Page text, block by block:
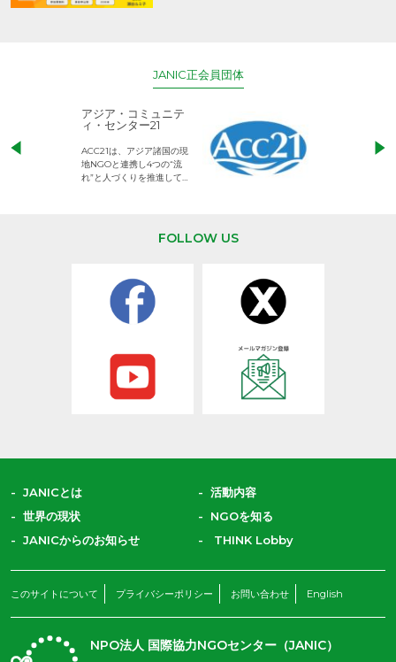
JANIC正会員団体
アジア・コミュニテ
ィ・センター21
ACC21は、アジア諸国の現
地NGOと連携し4つの“流
れ”と人づくりを推進してい
児童労働のない
権利が守られた
FOLLOW US
JANICとは
活動内容
世界の現状
NGOを知る
JANICからのお知らせ
THINK Lobby
このサイトについて プライバシーポリシー お問い合わせ English
NPO法人 国際協力NGOセンター（JANIC）